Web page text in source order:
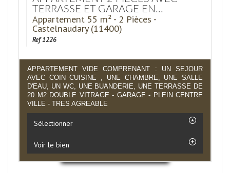
TERRASSE ET GARAGE EN...
Appartement 55 m² - 2 Pièces -
Castelnaudary (11400)
Ref 1226
APPARTEMENT VIDE COMPRENANT : UN SEJOUR
AVEC COIN CUISINE , UNE CHAMBRE, UNE SALLE
D'EAU, UN WC, UNE BUANDERIE, UNE TERRASSE DE
20 M2 DOUBLE VITRAGE - GARAGE - PLEIN CENTRE
VILLE - TRES AGREABLE
Sélectionner
Voir le bien